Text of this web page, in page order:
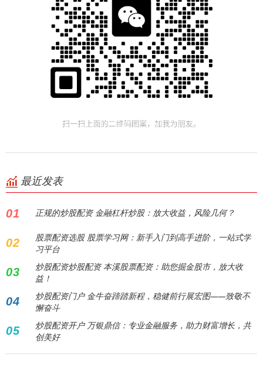
最近发表
01 正规的炒股配资 金融杠杆炒股：放大收益，风险几何？
02
股票配资选股 股票学习网：新手入门到高手进阶，一站式学
习平台
03
炒股配资炒股配资 本溪股票配资：助您掘金股市，放大收
益！
04
炒股配资门户 金牛奋蹄踏新程，稳健前行展宏图——致敬不
懈奋斗
05
炒股配资开户 万银鼎信：专业金融服务，助力财富增长，共
创美好